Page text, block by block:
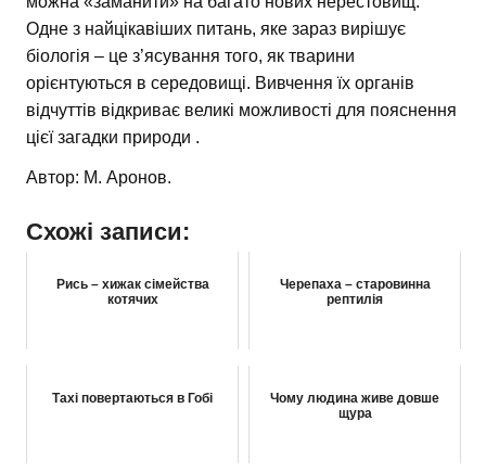
Одне з найцікавіших питань, яке зараз вирішує
біологія – це з’ясування того, як тварини
орієнтуються в середовищі. Вивчення їх органів
відчуттів відкриває великі можливості для пояснення
цієї загадки природи .
Автор: М. Аронов.
Схожі записи:
Рись – хижак сімейства
котячих
Черепаха – старовинна
рептилія
Тахі повертаються в Гобі
Чому людина живе довше
щура